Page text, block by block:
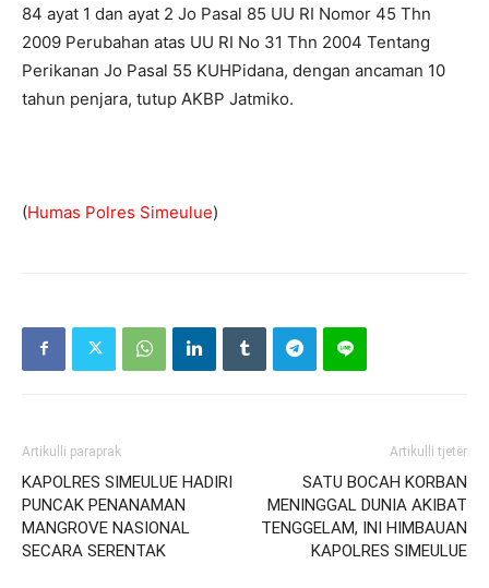
84 ayat 1 dan ayat 2 Jo Pasal 85 UU RI Nomor 45 Thn
2009 Perubahan atas UU RI No 31 Thn 2004 Tentang
Perikanan Jo Pasal 55 KUHPidana, dengan ancaman 10
tahun penjara, tutup AKBP Jatmiko.
(Humas Polres Simeulue)
Artikulli paraprak
KAPOLRES SIMEULUE HADIRI
PUNCAK PENANAMAN
MANGROVE NASIONAL
SECARA SERENTAK
Artikulli tjetër
SATU BOCAH KORBAN
MENINGGAL DUNIA AKIBAT
TENGGELAM, INI HIMBAUAN
KAPOLRES SIMEULUE